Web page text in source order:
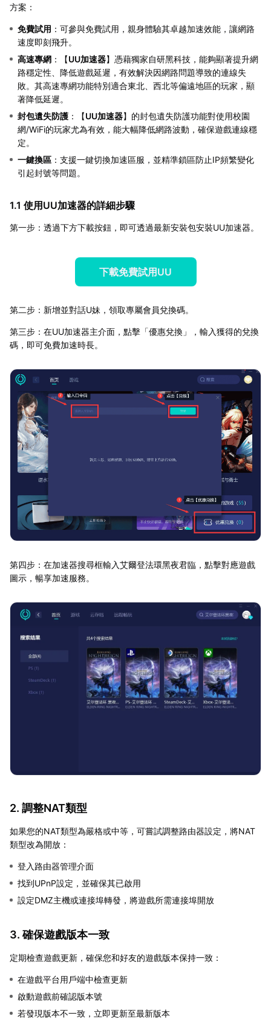
方案：
免費試用 ：可參與免費試用，親身體驗其卓越加速效能，讓網路
速度即刻飛升。
高速專網 ：【UU加速器】憑藉獨家自研黑科技，能夠顯著提升網
路穩定性、降低遊戲延遲，有效解決因網路問題導致的連線失
敗。其高速專網功能特別適合東北、西北等偏遠地區的玩家，顯
著降低延遲。
封包遺失防護 ：【UU加速器】的封包遺失防護功能對使用校園
網/WiFi的玩家尤為有效，能大幅降低網路波動，確保遊戲連線穩
定。
一鍵換區 ：支援一鍵切換加速區服，並精準鎖區防止IP頻繁變化
引起封號等問題。
1.1 使用UU加速器的詳細步驟
第一步：透過下方下載按鈕，即可透過最新安裝包安裝UU加速器。
下載免費試用UU
第二步：新增並對話U妹，領取專屬會員兌換碼。
第三步：在UU加速器主介面，點擊「優惠兌換」，輸入獲得的兌換
碼，即可免費加速時長。
第四步：在加速器搜尋框輸入艾爾登法環黑夜君臨，點擊對應遊戲
圖示，暢享加速服務。
2. 調整NAT類型
如果您的NAT類型為嚴格或中等，可嘗試調整路由器設定，將NAT
類型改為開放：
登入路由器管理介面
找到UPnP設定，並確保其已啟用
設定DMZ主機或連接埠轉發，將遊戲所需連接埠開放
3. 確保遊戲版本一致
定期檢查遊戲更新，確保您和好友的遊戲版本保持一致：
在遊戲平台用戶端中檢查更新
啟動遊戲前確認版本號
若發現版本不一致，立即更新至最新版本